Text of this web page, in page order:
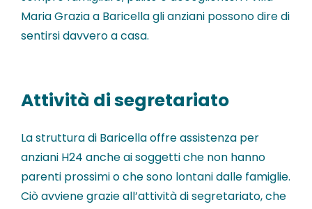
Maria Grazia a Baricella gli anziani possono dire di
sentirsi davvero a casa.
Attività di segretariato
La struttura di Baricella offre assistenza per
anziani H24 anche ai soggetti che non hanno
parenti prossimi o che sono lontani dalle famiglie.
Ciò avviene grazie all’attività di segretariato, che